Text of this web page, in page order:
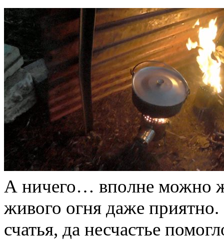
А ничего… вполне можно
живого огня даже
счатья, да несчастье